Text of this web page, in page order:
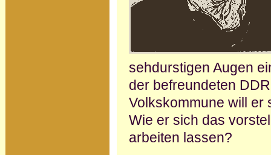
sehdurstigen Augen
der befreundeten
Volkskommune will er
Wie er sich das
arbeiten lassen?